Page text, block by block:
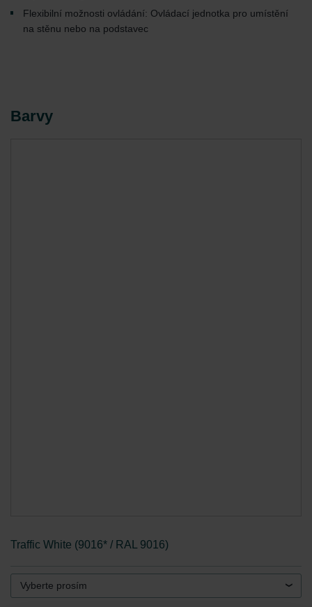
Flexibilní možnosti ovládání: Ovládací jednotka pro umístění
na stěnu nebo na podstavec
Barvy
Traffic White (9016* / RAL 9016)
Vyberte prosím